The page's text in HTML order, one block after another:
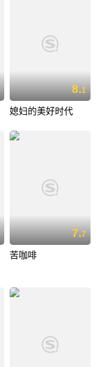
8.1
媳妇的美好时代
7.7
苦咖啡